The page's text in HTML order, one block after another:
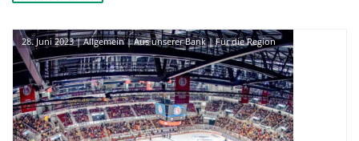
28. Juni 2023|Allgemein|Aus unserer Bank|Für die Region